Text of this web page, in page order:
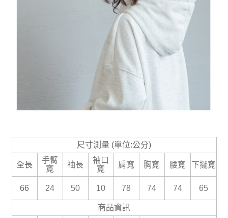
尺寸測量 (單位:公分)
全長
手臂
寬
袖長
袖口
寬
肩寬 胸寬 腰寬 下擺寬
66 24 50 10 78 74 74 65
商品資訊